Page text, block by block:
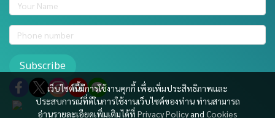
เว็บไซต์นี้มีการใช้งานคุกกี้ เพื่อเพิ่มประสิทธิภาพและ
ประสบการณ์ที่ดีในการใช้งานเว็บไซต์ของท่าน ท่านสามารถ
อ่านรายละเอียดเพิ่มเติมได้ที่ Privacy Policy and Cookies
Subscribe